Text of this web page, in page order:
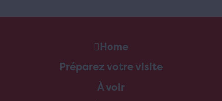
Home
Préparez votre visite
À voir